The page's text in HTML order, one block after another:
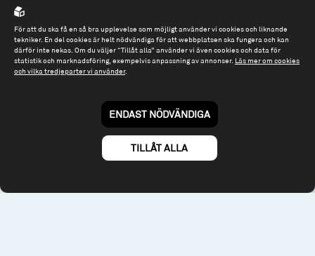
Tel: 08 - 545 813 40
fonder@spiltanfonder.se
Till spiltan.se
© 2026 - Spiltan Fonder AB
By Sphinxly
För att du ska få en så bra upplevelse som möjligt använder vi cookies och liknande
tekniker. En del cookies är helt nödvändiga för att webbplatsen ska fungera och kan
därför inte nekas. Om du väljer “Tillåt alla” använder vi även cookies och data för
statistik och marknadsföring, exempelvis anpassning av annonser. Läs mer om cookies
och vilka tredjeparter vi använder.
ENDAST NÖDVÄNDIGA
TILLÅT ALLA